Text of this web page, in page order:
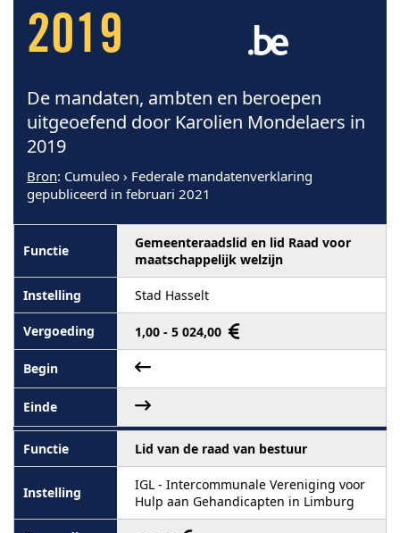
2019
De mandaten, ambten en beroepen
uitgeoefend door Karolien Mondelaers in
2019
Bron: Cumuleo › Federale mandatenverklaring
gepubliceerd in februari 2021
Gemeenteraadslid en lid Raad voor
maatschappelijk welzijn
Stad Hasselt
1,00 - 5 024,00
Lid van de raad van bestuur
IGL - Intercommunale Vereniging voor
Hulp aan Gehandicapten in Limburg